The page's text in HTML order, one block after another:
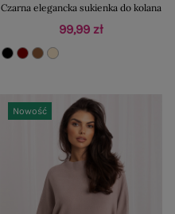
Czarna elegancka sukienka do kolana
99,99 zł
Nowość